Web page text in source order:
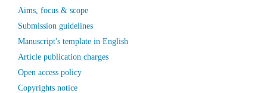
Aims, focus & scope
Submission guidelines
Manuscript's template in English
Article publication charges
Open access policy
Copyrights notice